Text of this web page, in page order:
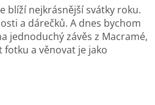
blíží nejkrásnější svátky roku.
a dárečků. A dnes bychom
jednoduchý závěs z Macramé,
a věnovat je jako